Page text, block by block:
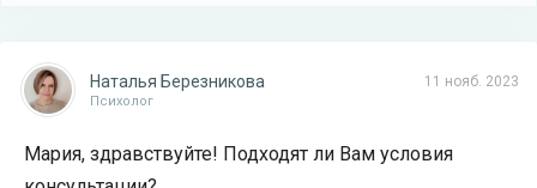
11 нояб. 2023
Наталья Березникова
Психолог
Мария, здравствуйте! Подходят ли Вам условия